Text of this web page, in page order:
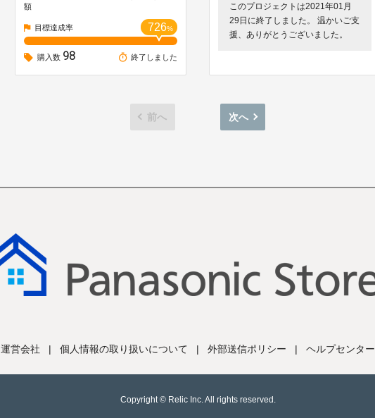
額
目標達成率 726%
購入数 98 終了しました
このプロジェクトは2021年01月
29日に終了しました。 温かいご支
援、ありがとうございました。
次へ
前へ
運営会社 | 個人情報の取り扱いについて | 外部送信ポリシー | ヘルプセンター
Copyright © Relic Inc. All rights reserved.